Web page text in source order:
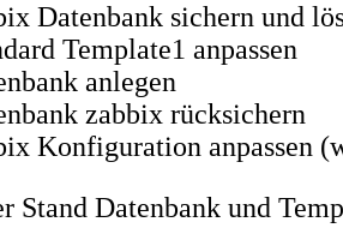
Datenbank sichern und
Template1 anpassen
anlegen
zabbix rücksichern
Konfiguration anpassen
Stand Datenbank und